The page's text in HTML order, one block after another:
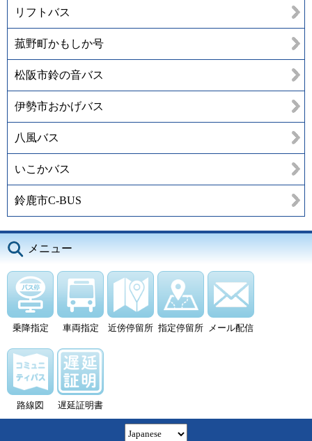
リフトバス
菰野町かもしか号
松阪市鈴の音バス
伊勢市おかげバス
八風バス
いこかバス
鈴鹿市C-BUS
メニュー
乗降指定 車両指定 近傍停留所 指定停留所 メール配信
路線図 遅延証明書